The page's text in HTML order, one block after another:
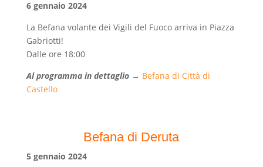
6gennaio 2024
La Befana volante dei Vigili del Fuoco arriva in Piazza
Gabriotti!
Dalle ore 18:00
Al programma in dettaglio→ Befana di Città di
Castello
Befana di Deruta
5gennaio 2024